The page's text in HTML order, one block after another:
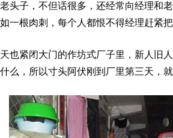
头子，不但话很多，还经常向经理和
一根肉刺，每个人都恨不得经理赶紧把
也紧闭大门的作坊式厂子里，新人旧
么，所以寸头阿伏刚到厂里第三天，